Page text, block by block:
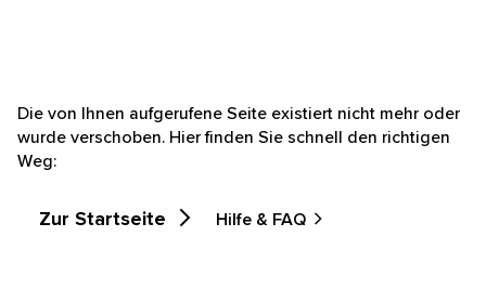
Die von Ihnen aufgerufene Seite existiert nicht mehr oder
wurde verschoben. Hier finden Sie schnell den richtigen
Weg:
Zur Startseite Hilfe & FAQ